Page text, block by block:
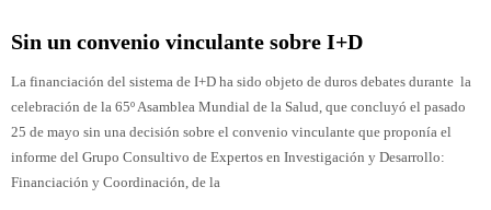
Sin un convenio vinculante sobre I+D
La financiación del sistema de I+D ha sido objeto de duros debates durante la
celebración de la 65º Asamblea Mundial de la Salud, que concluyó el pasado
25 de mayo sin una decisión sobre el convenio vinculante que proponía el
informe del Grupo Consultivo de Expertos en Investigación y Desarrollo:
Financiación y Coordinación, de la